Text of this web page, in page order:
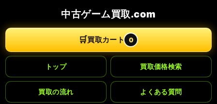
中古ゲーム買取.com
🛒買取カート 0
トップ 買取価格検索
買取の流れ よくある質問